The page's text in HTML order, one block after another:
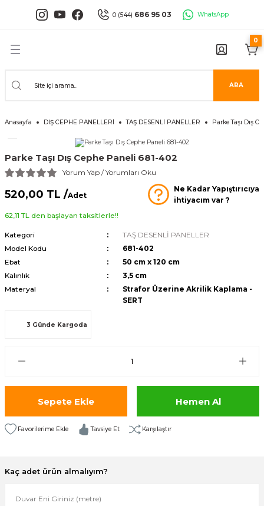
0 (544) 686 95 03 WhatsApp
Geri Dön
687
Serisi
Geri Dön
PANELLER
Geri Dön
Geri Dön
Geri Dön
Paneller
Geri Dön
ARA
0
Anasayfa DIŞ CEPHE PANELLERİ TAŞ DESENLİ PANELLER Parke Taşı Dış
Parke Taşı Dış Cephe Paneli 681-402
Yorum Yap / Yorumları Oku
520,00 TL /Adet
Ne Kadar Yapıştırıcıya
ihtiyacım var ?
62,11 TL den başlayan taksitlerle!!
Kategori
TAŞ DESENLİ PANELLER
Model Kodu
681-402
Ebat
50 cm x 120 cm
Kalınlık
3,5 cm
Materyal
Strafor Üzerine Akrilik Kaplama -
SERT
3 Günde Kargoda
Sepete Ekle Hemen Al
Tavsiye Et Karşılaştır
Kaç adet ürün almalıyım?